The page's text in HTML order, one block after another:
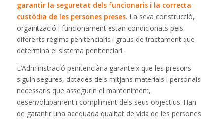
garantir la seguretat dels funcionaris i la correcta
custòdia de les persones preses. La seva construcció,
organització i funcionament estan condicionats pels
diferents règims penitenciaris i graus de tractament que
determina el sistema penitenciari.
L’Administració penitenciària garanteix que les presons
siguin segures, dotades dels mitjans materials i personals
necessaris que assegurin el manteniment,
desenvolupament i compliment dels seus objectius. Han
de garantir una adequada qualitat de vida de les persones